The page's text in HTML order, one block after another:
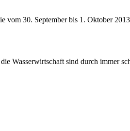
vom 30. September bis 1. Oktober
Wasserwirtschaft sind durch immer